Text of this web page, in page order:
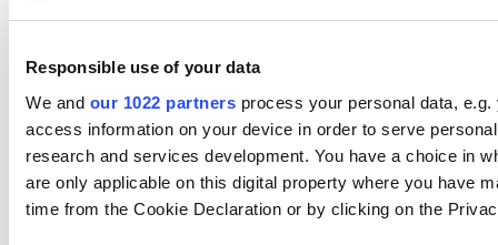
Responsible use of your data
We and our 1022 partners process your personal data,
access information on your device in order to serve
research and services development. You have a choice in
are only applicable on this digital property where you have
time from the Cookie Declaration or by clicking on the